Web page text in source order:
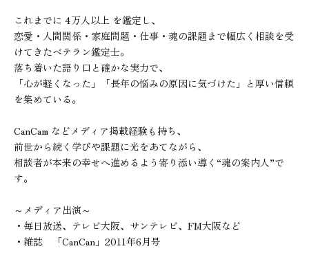
これまでに 4万人以上 を鑑定し、
恋愛・人間関係・家庭問題・仕事・魂の課題まで幅広く相談を受
けてきたベテラン鑑定士。
落ち着いた語り口と確かな実力で、
「心が軽くなった」「長年の悩みの原因に気づけた」と厚い信頼
を集めている。
CanCam などメディア掲載経験も持ち、
前世から続く学びや課題に光をあてながら、
相談者が本来の幸せへ進めるよう寄り添い導く“魂の案内人”で
す。
～メディア出演～
・毎日放送、テレビ大阪、サンテレビ、FM大阪など
・雑誌　「CanCan」2011年6月号